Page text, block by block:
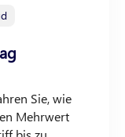
Sie, wie
Mehrwert